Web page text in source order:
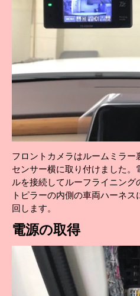
フロントカメラはルームミラ
センサー横に取り付けました
ルを接続してルーフライニン
トピラーの内側の車両ハーネ
回します。
電源の取得